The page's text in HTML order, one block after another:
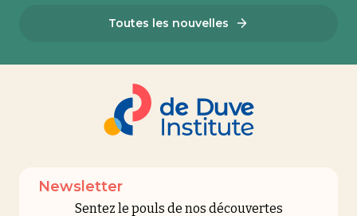
Toutes les nouvelles
Newsletter
Sentez le pouls de nos découvertes